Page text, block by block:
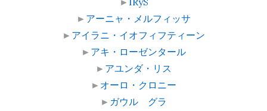
► アーニャ・メルフィッサ
► アイラニ・イオフィフティーン
► アキ・ローゼンタール
► アユンダ・リス
► オーロ・クロニー
► ガウル グラ